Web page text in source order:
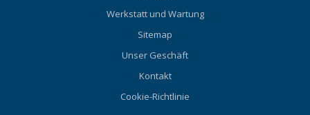
Werkstatt und Wartung
Sitemap
Unser Geschäft
Kontakt
Cookie-Richtlinie